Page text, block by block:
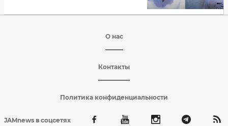
О нас
Контакты
Политика конфиденциальности
JAMnews в соцсетях